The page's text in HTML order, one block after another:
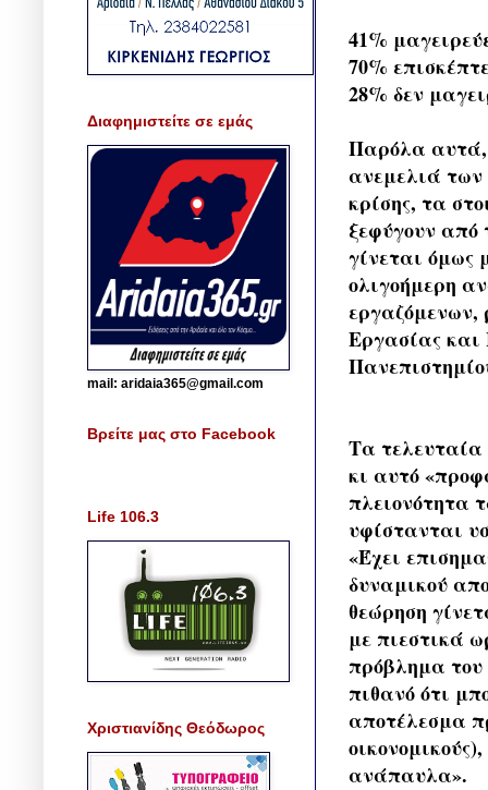
41%
70%
28% δεν
Παρόλα αυτά,
ανεμελιά των
κρίσης, τα
ξεφύγουν από
γίνεται όμως
ολιγοήμερη
εργαζόμενων,
Εργασίας και
Τα τελευταία
κι αυτό
πλειονότητα
υφίστανται
«Έχει
δυναμικού
θεώρηση
με πιεστικά
πρόβλημα του
πιθανό ότι
αποτέλεσμα
ανάπαυλα».
Διαφημιστείτε σε εμάς
mail: aridaia365@gmail.com
Βρείτε μας στο Facebook
Life 106.3
Χριστιανίδης Θεόδωρος